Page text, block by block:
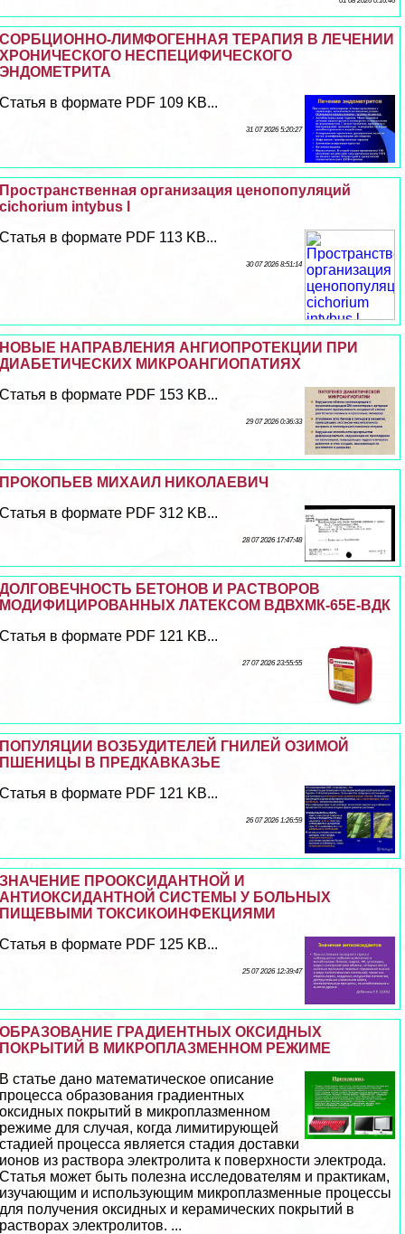
СОРБЦИОННО-ЛИМФОГЕННАЯ ТЕРАПИЯ В ЛЕЧЕНИИ
ХРОНИЧЕСКОГО НЕСПЕЦИФИЧЕСКОГО
ЭНДОМЕТРИТА
Статья в формате PDF 109 KB...
31 07 2026 5:20:27
Прострaнcтвенная организация ценопопуляций
cichorium intybus l
Статья в формате PDF 113 KB...
30 07 2026 8:51:14
НОВЫЕ НАПРАВЛЕНИЯ АНГИОПРОТЕКЦИИ ПРИ
ДИАБЕТИЧЕСКИХ МИКРОАНГИОПАТИЯХ
Статья в формате PDF 153 KB...
29 07 2026 0:36:33
ПРОКОПЬЕВ МИХАИЛ НИКОЛАЕВИЧ
Статья в формате PDF 312 KB...
28 07 2026 17:47:48
ДОЛГОВЕЧНОСТЬ БЕТОНОВ И РАСТВОРОВ
МОДИФИЦИРОВАННЫХ ЛАТЕКСОМ ВДВХМК-65Е-ВДК
Статья в формате PDF 121 KB...
27 07 2026 23:55:55
ПОПУЛЯЦИИ ВОЗБУДИТЕЛЕЙ ГНИЛЕЙ ОЗИМОЙ
ПШЕНИЦЫ В ПРЕДКАВКАЗЬЕ
Статья в формате PDF 121 KB...
26 07 2026 1:26:59
ЗНАЧЕНИЕ ПРООКСИДАНТНОЙ И
АНТИОКСИДАНТНОЙ СИСТЕМЫ У БОЛЬНЫХ
ПИЩЕВЫМИ ТОКСИКОИНФЕКЦИЯМИ
Статья в формате PDF 125 KB...
25 07 2026 12:39:47
ОБРАЗОВАНИЕ ГРАДИЕНТНЫХ ОКСИДНЫХ
ПОКРЫТИЙ В МИКРОПЛАЗМЕННОМ РЕЖИМЕ
В статье дано математическое описание
процесса образования градиентных
оксидных покрытий в микроплазменном
режиме для случая, когда лимитирующей
стадией процесса является стадия доставки
ионов из раствора электролита к поверхности электрода.
Статья может быть полезна исследователям и пpaктикам,
изучающим и использующим микроплазменные процессы
для получения оксидных и керамических покрытий в
растворах электролитов. ...